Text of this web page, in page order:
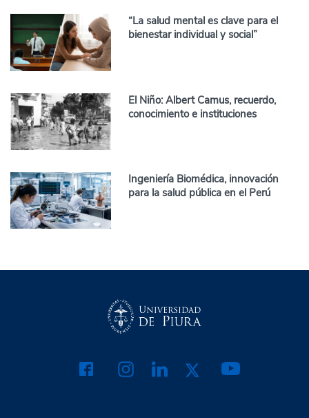
“La salud mental es clave para el
bienestar individual y social”
El Niño: Albert Camus, recuerdo,
conocimiento e instituciones
Ingeniería Biomédica, innovación
para la salud pública en el Perú